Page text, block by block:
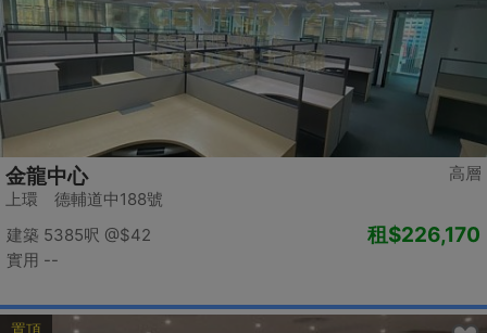
高層
金龍中心
上環 德輔道中188號
建築 5385呎 @$42
實用 --
租$226,170
置頂